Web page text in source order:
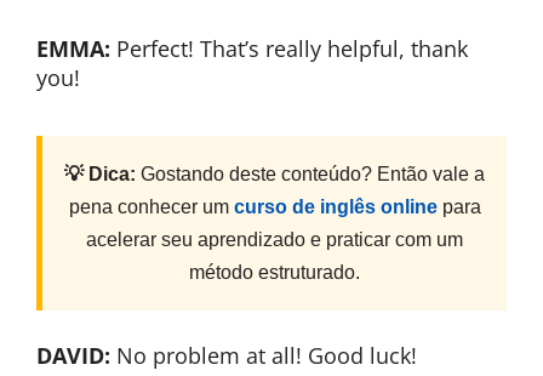
EMMA: Perfect! That’s really helpful, thank
you!
💡 Dica: Gostando deste conteúdo? Então vale a
pena conhecer um curso de inglês onlinepara
acelerar seu aprendizado e praticar com um
método estruturado.
DAVID: No problem at all! Good luck!